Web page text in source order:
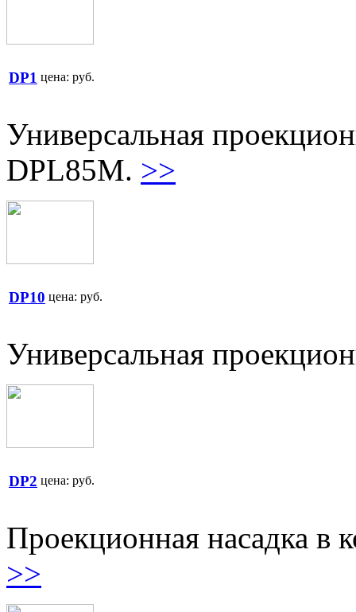
DP1 цена: руб.
Универсальная
DPL85M. >>
DP10 цена: руб.
Универсальная
DP2 цена: руб.
Проекционная насадка в
>>